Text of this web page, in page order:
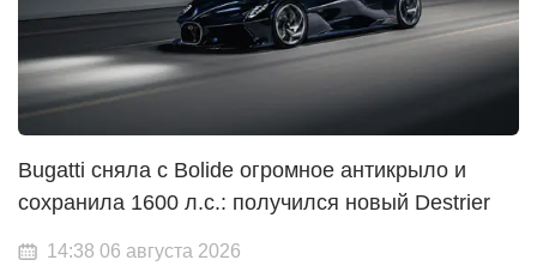
Bugatti сняла с Bolide огромное антикрыло и
сохранила 1600 л.с.: получился новый Destrier
14:38 06 августа 2026